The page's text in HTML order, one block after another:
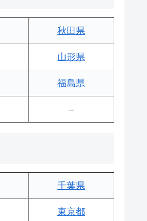
秋田県
山形県
福島県
–
千葉県
東京都